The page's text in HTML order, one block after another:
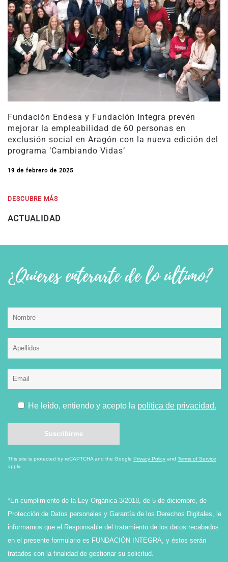
Fundación Endesa y Fundación Integra prevén
mejorar la empleabilidad de 60 personas en
exclusión social en Aragón con la nueva edición del
programa ‘Cambiando Vidas’
19 de febrero de 2025
DESCUBRE MÁS
ACTUALIDAD
¿Quieres enterarte de lo último?
He leído, entiendo y acepto la política de privacidad.
This site is protected by reCAPTCHA and the Google Privacy Policy and Terms of Service
apply.
*En cumplimiento de la Ley Orgánica 3/2018, de 5 de diciembre, de
Protección de Datos personales y Garantía de los Derechos Digitales, le
informamos que el Responsable del tratamiento de los datos recabados
en el presente formulario es FUNDACIÓN INTEGRA, y éstos serán
tratados con la finalidad de gestionar su solicitud.